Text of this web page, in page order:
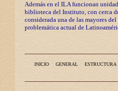
Además en el ILA funcionan
biblioteca del Instituto, con cerca
considerada una de las mayores
problemática actual de
INICIO GENERAL ESTRUCTURA